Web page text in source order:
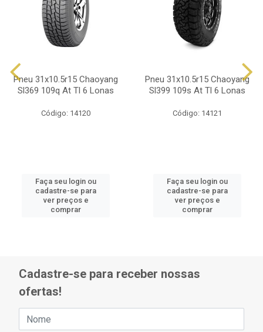
Pneu 31x10.5r15 Chaoyang
Sl369 109q At Tl 6 Lonas
Código: 14120
Faça seu login ou
cadastre-se para
ver preços e
comprar
Pneu 31x10.5r15 Chaoyang
Sl399 109s At Tl 6 Lonas
Código: 14121
Faça seu login ou
cadastre-se para
ver preços e
comprar
Cadastre-se para receber nossas
ofertas!